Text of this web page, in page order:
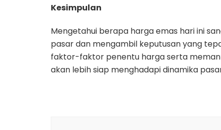
Kesimpulan
Mengetahui berapa harga emas hari ini
pasar dan mengambil keputusan yang
faktor-faktor penentu harga serta
akan lebih siap menghadapi dinamika